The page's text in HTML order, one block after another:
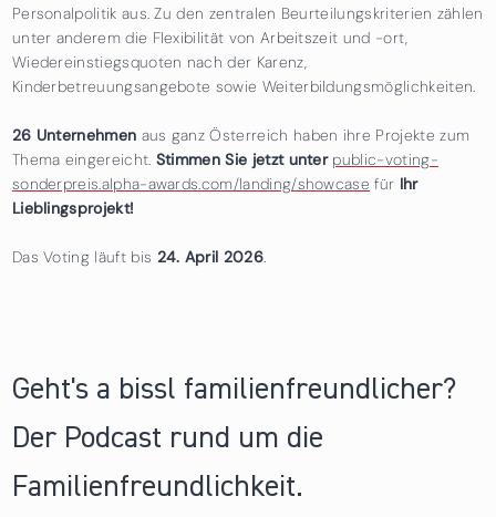
Personalpolitik aus. Zu den zentralen Beurteilungskriterien zählen
unter anderem die Flexibilität von Arbeitszeit und -ort,
Wiedereinstiegsquoten nach der Karenz,
Kinderbetreuungsangebote sowie Weiterbildungsmöglichkeiten.
26 Unternehmen aus ganz Österreich haben ihre Projekte zum
Thema eingereicht. Stimmen Sie jetzt unter public-voting-
sonderpreis.alpha-awards.com/landing/showcase für Ihr
Lieblingsprojekt!
Das Voting läuft bis 24. April 2026.
Geht's a bissl familienfreundlicher?
Der Podcast rund um die
Familienfreundlichkeit.